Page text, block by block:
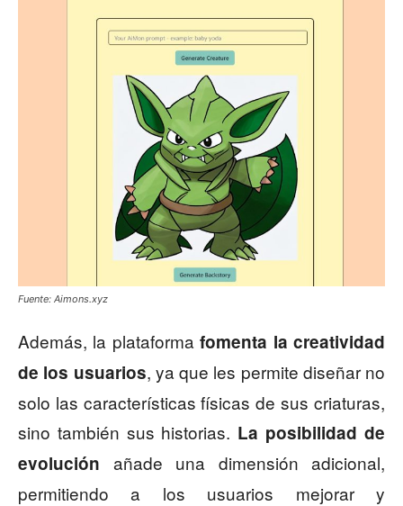
Fuente: Aimons.xyz
Además, la plataformafomenta la creatividad
de los usuarios, ya que les permite diseñar no
solo las características físicas de sus criaturas,
sino también sus historias. La posibilidad de
evolución añade una dimensión adicional,
permitiendo a los usuarios mejorar y